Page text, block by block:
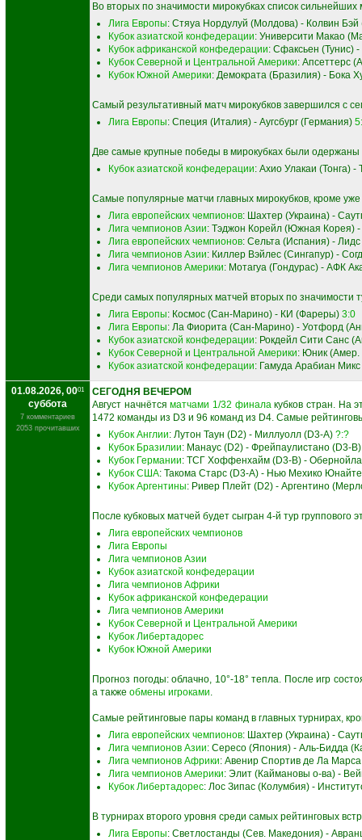
Во вторых по значимости мирокубках список сильнейших
Лига Европы: Стяуа Нордулуй (Молдова) - Колвин Бэй
Кубок азиатской конфедерации: Университи Макао
Кубок африканской конфедерации: Сфаксьен (Тунис)
Кубок Северной и Центральной Америки: Апсеттерс
Кубок Южной Америки: Демократа (Бразилия) - Бока
Самый результативный матч мирокубков завершился с
Лига Европы: Специя (Италия) - Аугсбург (Германия)
Две самые крупные победы в мирокубках были одержаны
Кубок азиатской конфедерации: Ахио Улакаи (Тонга)
Самые популярные матчи главных мирокубков, кроме
Лига европейских чемпионов: Шахтер (Украина) -
Лига чемпионов Азии: Тэджон Корейл (Южная Корея)
Лига европейских чемпионов: Сельта (Испания) -
Лига чемпионов Азии: Киллер Вэйлес (Сингапур) -
Лига чемпионов Америки: Мотагуа (Гондурас) - АФК
Среди самых популярных матчей вторых по значимости
Лига Европы: Космос (Сан-Марино) - КИ (Фареры) 3:0
Лига Европы: Ла Фиорита (Сан-Марино) - Уотфорд
Кубок азиатской конфедерации: Рокдейл Сити Санс
Кубок Северной и Центральной Америки: Юник (Амер.
Кубок азиатской конфедерации: Гамуда Арабиан
01.08.2026, 0001
суббота
7 комментариев
2053 прочитавших
СЕГОДНЯ ВЕЧЕРОМ
Август начнётсяматчами 1/32 финалакубков стран. На
1472 команды из D3 и 96 команд из D4. Самые
Кубок Англии: Лутон Таун (D2) - Миллуолл (D3-A) ?:?
Кубок Бразилии: Манаус (D2) - Фрейпаулистано (D3-
Кубок Германии: ТСГ Хоффенхайм (D3-B) -
Кубок США: Такома Старс (D3-A) - Нью Мехико
Кубок Аргентины: Ривер Плейт (D2) - Аргентино
После кубковых матчей будет сыгран 4-й тур группового
Лига европейских чемпионов
Лига Европы
Лига чемпионов Азии
Кубок азиатской конфедерации
Лига чемпионов Африки
Кубок африканской конфедерации
Лига чемпионов Америки
Кубок Северной и Центральной Америки
Кубок Либертадорес
Кубок Южной Америки
Прогноз погоды: облачно, 10°-18° тепла. После игр
а также обмены игроками.
Самые рейтинговые пары команд в главных турнирах,
Лига европейских чемпионов: Шахтер (Украина) -
Лига чемпионов Азии: Сересо (Япония) - Аль-Бидда
Лига чемпионов Африки: Авенир Спортив де Ла
Лига чемпионов Америки: Элит (Каймановы о-ва) -
Кубок Либертадорес: Лос Зипас (Колумбия) -
В турнирах второго уровня среди самых рейтинговых
Лига Европы: Светлостанды (Сев. Македония) -